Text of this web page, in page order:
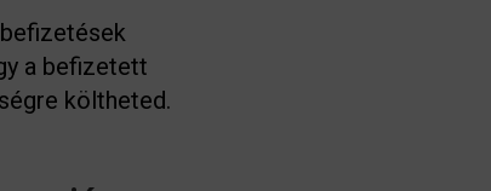
a befizetett
költheted.